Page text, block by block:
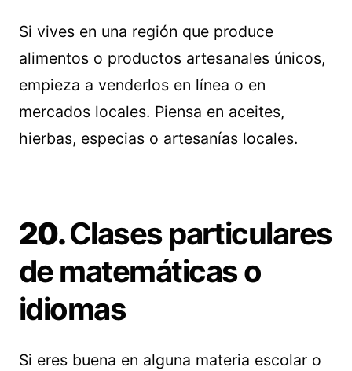
Si vives en una región que produce
alimentos o productos artesanales únicos,
empieza a venderlos en línea o en
mercados locales. Piensa en aceites,
hierbas, especias o artesanías locales.
20.Clases particulares
de matemáticas o
idiomas
Si eres buena en alguna materia escolar o